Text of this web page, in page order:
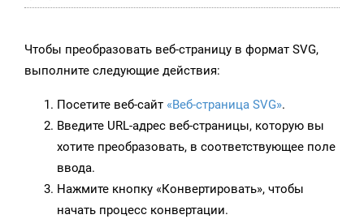
Чтобы преобразовать веб-страницу в формат SVG,
выполните следующие действия:
Посетите веб-сайт «Веб-страница SVG».
Введите URL-адрес веб-страницы, которую вы
хотите преобразовать, в соответствующее поле
ввода.
Нажмите кнопку «Конвертировать», чтобы
начать процесс конвертации.